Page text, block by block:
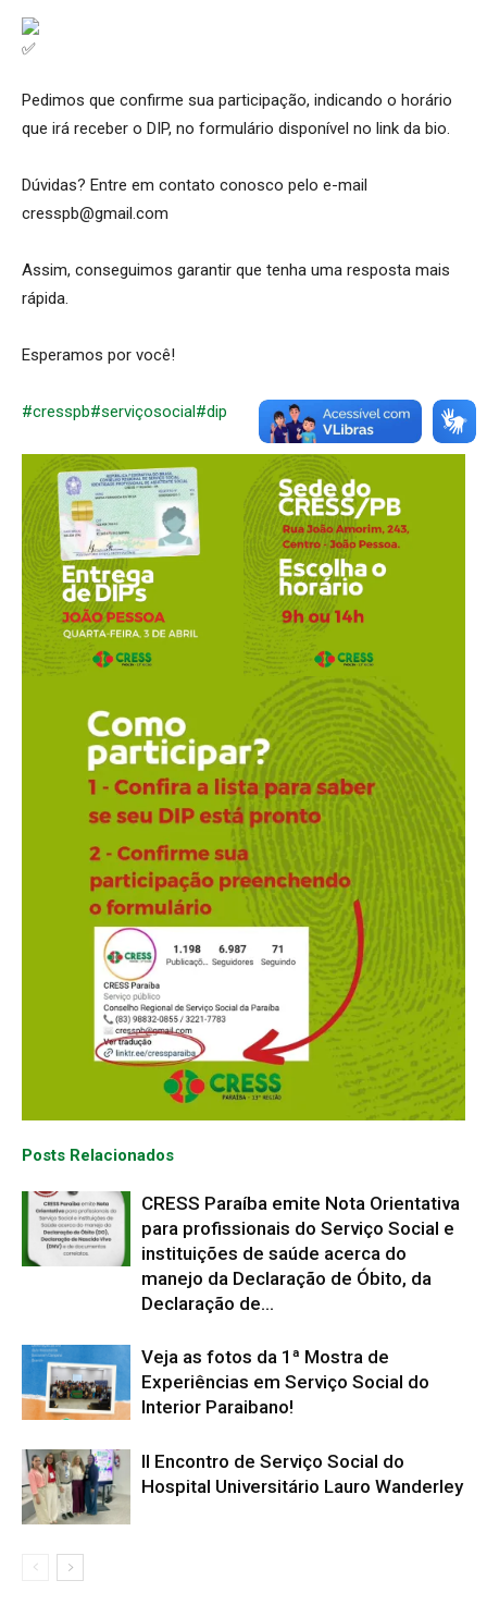
Pedimos que confirme sua participação, indicando o horário
que irá receber o DIP, no formulário disponível no link da bio.
Dúvidas? Entre em contato conosco pelo e-mail
cresspb@gmail.com
Assim, conseguimos garantir que tenha uma resposta mais
rápida.
Esperamos por você!
#cresspb#serviçosocial#dip
Posts Relacionados
CRESS Paraíba emite Nota Orientativa
para profissionais do Serviço Social e
instituições de saúde acerca do
manejo da Declaração de Óbito, da
Declaração de...
Veja as fotos da 1ª Mostra de
Experiências em Serviço Social do
Interior Paraibano!
II Encontro de Serviço Social do
Hospital Universitário Lauro Wanderley